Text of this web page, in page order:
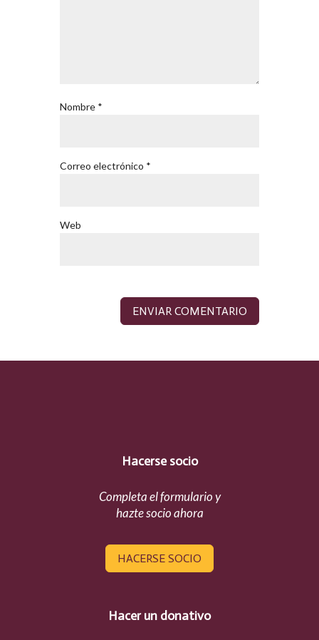
Nombre *
Correo electrónico *
Web
Hacerse socio
Completa el formulario y
hazte socio ahora
HACERSE SOCIO
Hacer un donativo